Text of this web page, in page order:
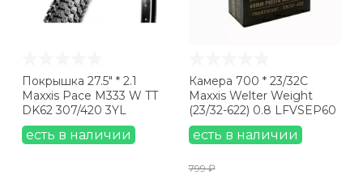
Покрышка 27.5" * 2.1
Maxxis Pace M333 W TT
DK62 307/420 3YL
есть в наличии
Камера 700 * 23/32C
Maxxis Welter Weight
(23/32-622) 0.8 LFVSEP60
есть в наличии
799 ₽